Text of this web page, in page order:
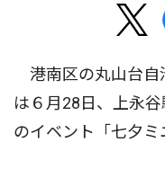
港南区の丸山台自
は６月28日、上永
のイベント「七夕ミ